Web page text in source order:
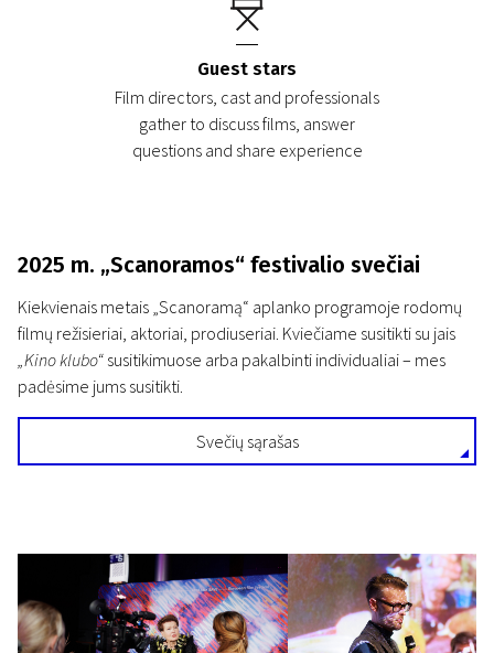
Guest stars
Film directors, cast and professionals
gather to discuss films, answer
questions and share experience
2025 m. „Scanoramos“ festivalio svečiai
Kiekvienais metais „Scanoramą“ aplanko programoje rodomų
filmų režisieriai, aktoriai, prodiuseriai. Kviečiame susitikti su jais
„Kino klubo“ susitikimuose arba pakalbinti individualiai – mes
padėsime jums susitikti.
Svečių sąrašas